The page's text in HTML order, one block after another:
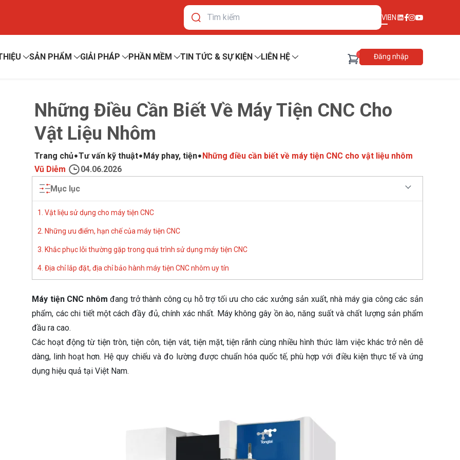
VIEN
SẢN PHẨM GIẢI PHÁP PHẦN MỀM TIN TỨC & SỰ KIỆN LIÊN HỆ 0 Đăng nhập
Những Điều Cần Biết Về Máy Tiện CNC Cho
Vật Liệu Nhôm
Trang chủ Tư vấn kỹ thuật Máy phay, tiện Những điều cần biết về máy tiện CNC cho vật liệu nhôm
Vũ Diễm
04.06.2026
Mục lục
1. Vật liệu sử dụng cho máy tiện CNC
2. Những ưu điểm, hạn chế của máy tiện CNC
3. Khắc phục lỗi thường gặp trong quá trình sử dụng máy tiện CNC
4. Địa chỉ lắp đặt, địa chỉ bảo hành máy tiện CNC nhôm uy tín
Máy tiện CNC nhôm đang trở thành công cụ hỗ trợ tối ưu cho các xưởng sản xuất, nhà máy gia công các sản
phẩm, các chi tiết một cách đầy đủ, chính xác nhất. Máy không gây ồn ào, năng suất và chất lượng sản phẩm
đầu ra cao.
Các hoạt động từ tiện tròn, tiện côn, tiện vát, tiện mặt, tiện rãnh cùng nhiều hình thức làm việc khác trở nên dễ
dàng, linh hoạt hơn. Hệ quy chiếu và đo lường được chuẩn hóa quốc tế, phù hợp với điều kiện thực tế và ứng
dụng hiệu quả tại Việt Nam.